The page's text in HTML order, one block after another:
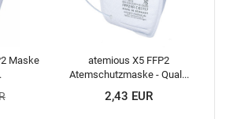
Maske
atemious X5 FFP2
Atemschutzmaske - Qual...
2,43 EUR